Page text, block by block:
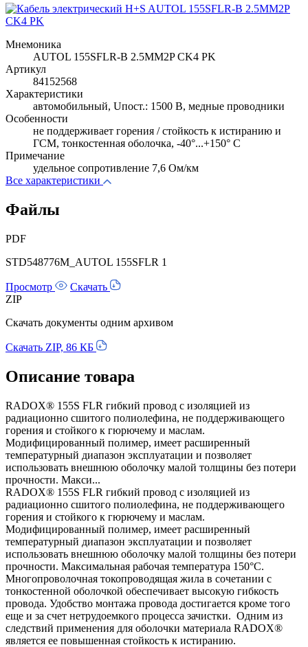
Мнемоника
AUTOL 155SFLR-B 2.5MM2P CK4 PK
Артикул
84152568
Характеристики
автомобильный, Uпост.: 1500 В, медные проводники
Особенности
не поддерживает горения / стойкость к истиранию и
ГСМ, тонкостенная оболочка, -40°...+150° C
Примечание
удельное сопротивление 7,6 Ом/км
Все характеристики
Файлы
PDF
STD548776M_AUTOL 155SFLR 1
Просмотр
Скачать
ZIP
Скачать документы одним архивом
Скачать ZIP, 86 КБ
Описание товара
RADOX® 155S FLR гибкий провод с изоляцией из
радиационно сшитого полиолефина, не поддерживающего
горения и стойкого к гюрючему и маслам.
Модифицированный полимер, имеет расширенный
температурный диапазон эксплуатации и позволяет
использовать внешнюю оболочку малой толщины без потери
прочности. Макси...
RADOX® 155S FLR гибкий провод с изоляцией из
радиационно сшитого полиолефина, не поддерживающего
горения и стойкого к гюрючему и маслам.
Модифицированный полимер, имеет расширенный
температурный диапазон эксплуатации и позволяет
использовать внешнюю оболочку малой толщины без потери
прочности. Максимальная рабочая температура 150°C.
Многопроволочная токопроводящая жила в сочетании с
тонкостенной оболочкой обеспечивает высокую гибкость
провода. Удобство монтажа провода достигается кроме того
еще и за счет нетрудоемкого процесса зачистки. Одним из
следствий применения для оболочки материала RADOX®
является ее повышенная стойкость к истиранию.